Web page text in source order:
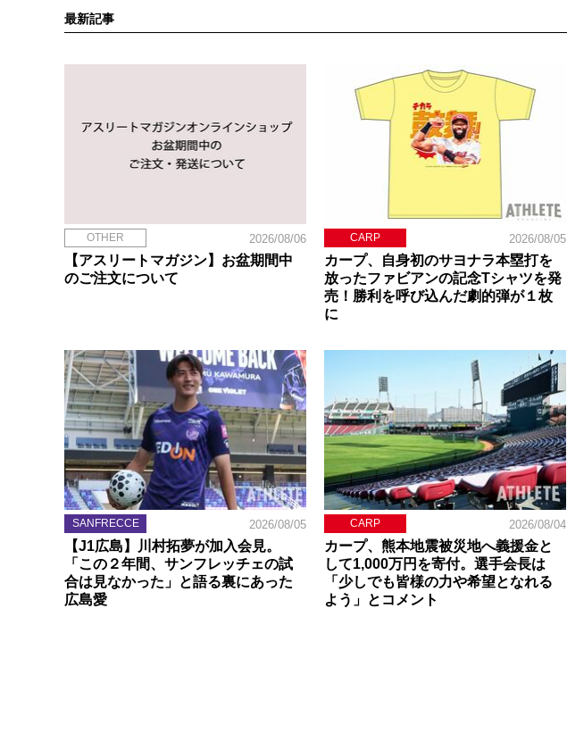
最新記事
OTHER 2026/08/06
【アスリートマガジン】お盆期間中
のご注文について
CARP 2026/08/05
カープ、自身初のサヨナラ本塁打を
放ったファビアンの記念Tシャツを発
売！勝利を呼び込んだ劇的弾が１枚
に
SANFRECCE 2026/08/05
【J1広島】川村拓夢が加入会見。
「この２年間、サンフレッチェの試
合は見なかった」と語る裏にあった
広島愛
CARP 2026/08/04
カープ、熊本地震被災地へ義援金と
して1,000万円を寄付。選手会長は
「少しでも皆様の力や希望となれる
よう」とコメント